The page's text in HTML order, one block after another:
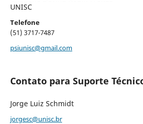
UNISC
Telefone
(51) 3717-7487
psiunisc@gmail.com
Contato para Suporte
Jorge Luiz Schmidt
jorgesc@unisc.br